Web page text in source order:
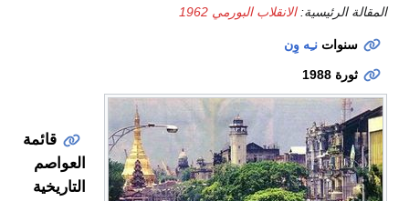
المقالة الرئيسية:الانقلاب البورمي 1962
سنوات نـِه وِن
ثورة 1988
قائمة
العواصم
التاريخية